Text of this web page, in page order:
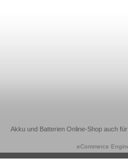
Akku und Batterien Online-Shop auch
eCommerce